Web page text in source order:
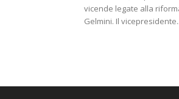
vicende legate alla
Gelmini. Il